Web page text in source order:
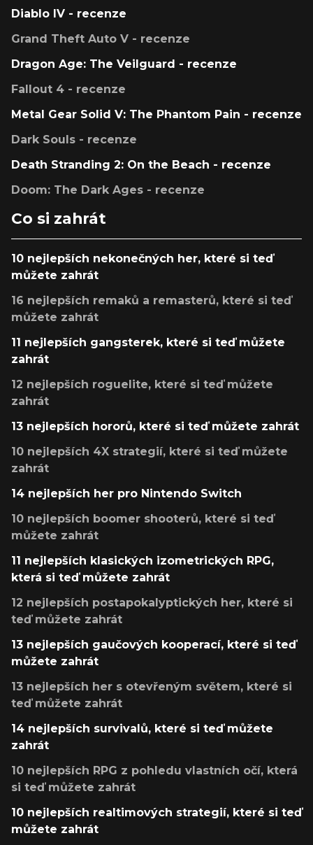
Diablo IV - recenze
Grand Theft Auto V - recenze
Dragon Age: The Veilguard - recenze
Fallout 4 - recenze
Metal Gear Solid V: The Phantom Pain - recenze
Dark Souls - recenze
Death Stranding 2: On the Beach - recenze
Doom: The Dark Ages - recenze
Co si zahrát
10 nejlepších nekonečných her, které si teď
můžete zahrát
16 nejlepších remaků a remasterů, které si teď
můžete zahrát
11 nejlepších gangsterek, které si teď můžete
zahrát
12 nejlepších roguelite, které si teď můžete
zahrát
13 nejlepších hororů, které si teď můžete zahrát
10 nejlepších 4X strategií, které si teď můžete
zahrát
14 nejlepších her pro Nintendo Switch
10 nejlepších boomer shooterů, které si teď
můžete zahrát
11 nejlepších klasických izometrických RPG,
která si teď můžete zahrát
12 nejlepších postapokalyptických her, které si
teď můžete zahrát
13 nejlepších gaučových kooperací, které si teď
můžete zahrát
13 nejlepších her s otevřeným světem, které si
teď můžete zahrát
14 nejlepších survivalů, které si teď můžete
zahrát
10 nejlepších RPG z pohledu vlastních očí, která
si teď můžete zahrát
10 nejlepších realtimových strategií, které si teď
můžete zahrát